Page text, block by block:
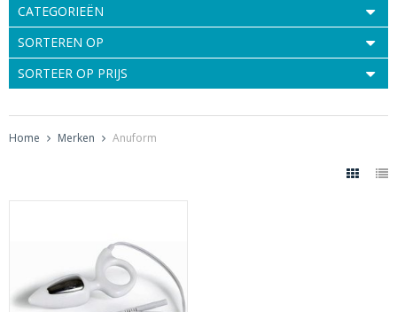
CATEGORIEËN
SORTEREN OP
SORTEER OP PRIJS
Home Merken Anuform